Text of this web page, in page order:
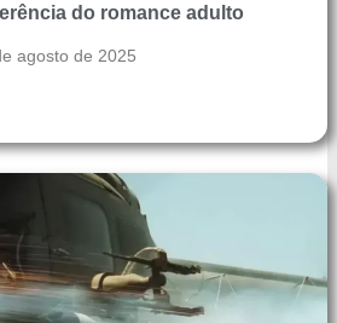
do romance adulto
agosto de 2025